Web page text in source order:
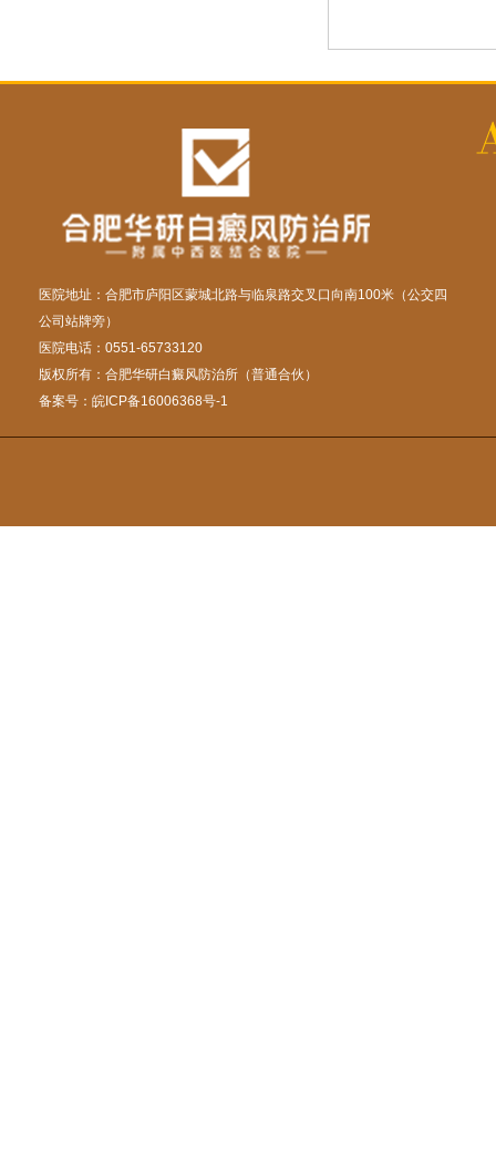
医院地址：合肥市庐阳区蒙城北路与临泉路交叉口向南100米（公交四
公司站牌旁）
医院电话：0551-65733120
版权所有：合肥华研白癜风防治所（普通合伙）
备案号： 皖ICP备16006368号-1